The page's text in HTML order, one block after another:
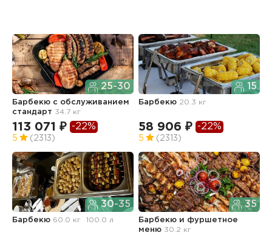
25-30
Барбекю с обслуживанием
стандарт 34.7 кг
113 071 ₽ -22%
5 (2313)
15
Барбекю 20.3 кг
58 906 ₽ -22%
5 (2313)
30-35
Барбекю 60.0 кг 100.0 л
35
Барбекю и фуршетное
меню 30.2 кг